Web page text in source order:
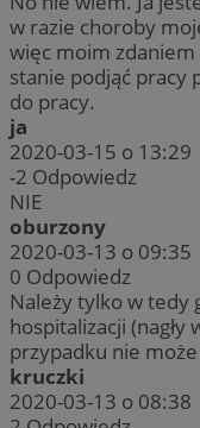
w razie choroby
więc moim
stanie podjąć pracy
do pracy.
ja
2020-03-15 o 13:29
-2 Odpowiedz
NIE
oburzony
2020-03-13 o 09:35
0 Odpowiedz
Należy tylko w tedy
hospitalizacji
przypadku nie
kruczki
2020-03-13 o 08:38